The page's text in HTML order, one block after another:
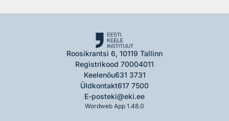
Roosikrantsi 6, 10119 Tallinn
Registrikood 70004011
Keelenõu631 3731
Üldkontakt617 7500
E-posteki@eki.ee
Wordweb App 1.48.0